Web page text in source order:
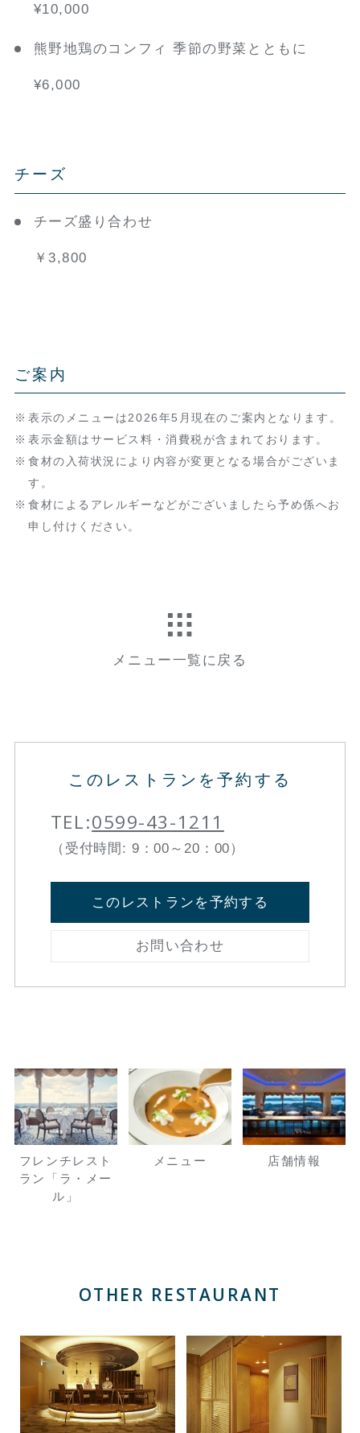
¥10,000
熊野地鶏のコンフィ 季節の野菜とともに
¥6,000
チーズ
チーズ盛り合わせ
￥3,800
ご案内
表示のメニューは2026年5月現在のご案内となります。
表示金額はサービス料・消費税が含まれております。
食材の入荷状況により内容が変更となる場合がございま
す。
食材によるアレルギーなどがございましたら予め係へお
申し付けください。
メニュー一覧に戻る
このレストランを予約する
TEL:0599-43-1211
（受付時間: 9：00～20：00）
このレストランを予約する
お問い合わせ
フレンチレスト
ラン「ラ・メー
ル」
メニュー 店舗情報
OTHER RESTAURANT